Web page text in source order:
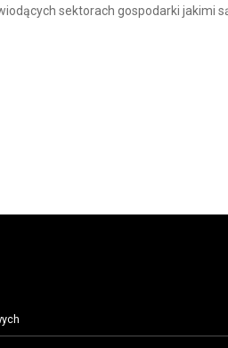
sektorach gospodarki jakimi